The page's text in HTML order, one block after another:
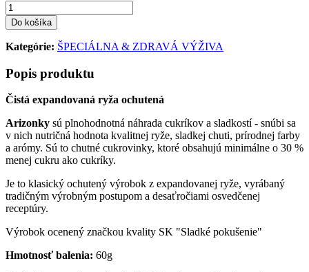
Do košíka
Kategórie: ŠPECIÁLNA & ZDRAVÁ VÝŽIVA
Popis produktu
Čistá expandovaná ryža ochutená
Arizonky sú plnohodnotná náhrada cukríkov a sladkostí - snúbi sa
v nich nutričná hodnota kvalitnej ryže, sladkej chuti, prírodnej farby
a arómy. Sú to chutné cukrovinky, ktoré obsahujú minimálne o 30 %
menej cukru ako cukríky.
Je to klasický ochutený výrobok z expandovanej ryže, vyrábaný
tradičným výrobným postupom a desaťročiami osvedčenej
receptúry.
Výrobok ocenený značkou kvality SK "Sladké pokušenie"
Hmotnosť balenia: 60g